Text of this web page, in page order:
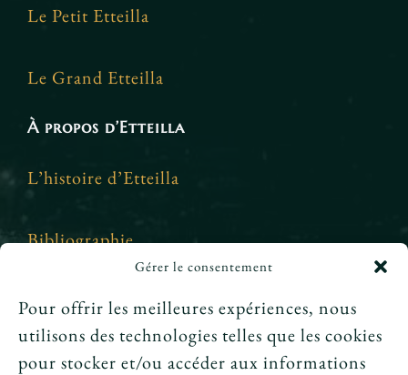
Gérer le consentement
Pour offrir les meilleures expériences, nous
utilisons des technologies telles que les cookies
pour stocker et/ou accéder aux informations
Le Petit Etteilla
Le Grand Etteilla
À propos d’Etteilla
L’histoire d’Etteilla
Bibliographie
Crédits et mentions légales